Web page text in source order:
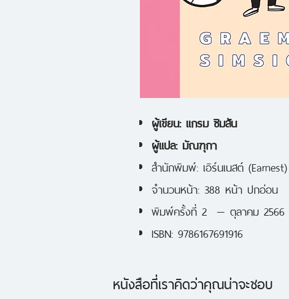
ผู้เขียน: แกรม ซิมสัน
ผู้แปล: มัณฑุกา
สำนักพิมพ์: เอิร์นเนสต์ (Earnest)
จำนวนหน้า: 388 หน้า ปกอ่อน
พิมพ์ครั้งที่ 2 — ตุลาคม 2566
ISBN: 9786167691916
หนังสือที่เราคิดว่าคุณน่าจะชอบ